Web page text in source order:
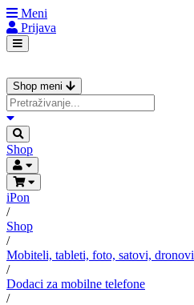
Meni
Prijava
Shop meni
Shop
iPon
/
Shop
/
Mobiteli, tableti, foto, satovi, dronovi
/
Dodaci za mobilne telefone
/